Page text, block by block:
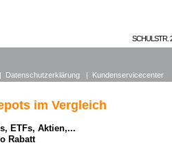
Fonds
im Vergleich
ETFs, Aktien,...
Rabatt
Datenschutzerklärung | Kundenservicecenter